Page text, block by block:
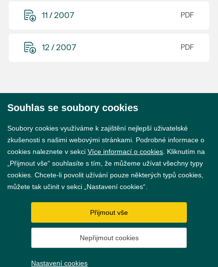
11 / 2007
12 / 2007
GDPR
Nastavení cookies
Souhlas se soubory cookies
Soubory cookies využíváme k zajištění nejlepší uživatelské
zkušenosti s našimi webovými stránkami. Podrobné informace o
cookies naleznete v sekci Více informací o cookies . Kliknutím na
„Přijmout vše“ souhlasíte s tím, že můžeme užívat všechny typy
cookies. Chcete-li povolit užívání pouze některých typů cookies,
můžete tak učinit v sekci „Nastavení cookies“.
Přijmout vše
Nepřijmout cookies
Nastavení cookies